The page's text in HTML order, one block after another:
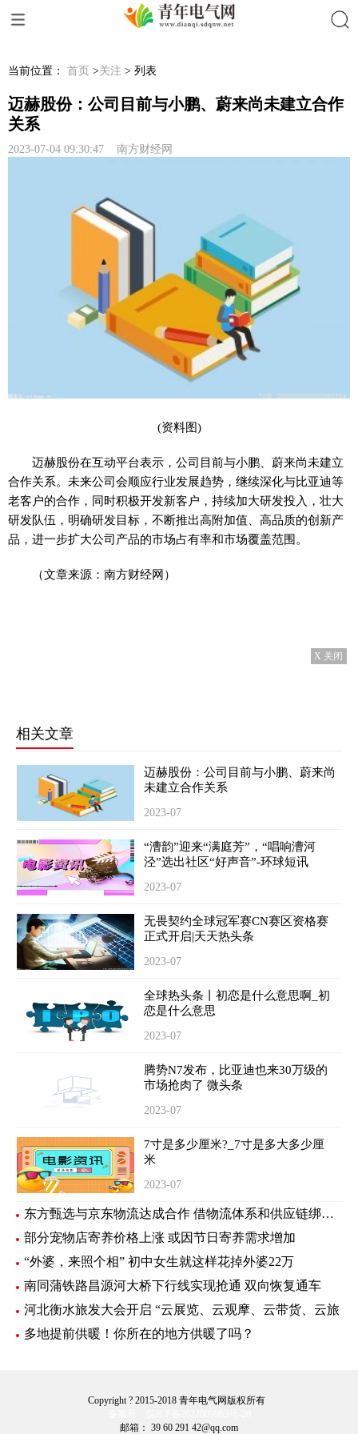
当前位置： 首页 >关注 > 列表
迈赫股份：公司目前与小鹏、蔚来尚未建立合作
关系
2023-07-04 09:30:47 南方财经网
(资料图)
迈赫股份在互动平台表示，公司目前与小鹏、蔚来尚未建立
合作关系。未来公司会顺应行业发展趋势，继续深化与比亚迪等
老客户的合作，同时积极开发新客户，持续加大研发投入，壮大
研发队伍，明确研发目标，不断推出高附加值、高品质的创新产
品，进一步扩大公司产品的市场占有率和市场覆盖范围。
（文章来源：南方财经网）
X 关闭
相关文章
迈赫股份：公司目前与小鹏、蔚来尚
未建立合作关系
2023-07
“漕韵”迎来“满庭芳”，“唱响漕河
泾”选出社区“好声音”-环球短讯
2023-07
无畏契约全球冠军赛CN赛区资格赛
正式开启|天天热头条
2023-07
全球热头条丨初恋是什么意思啊_初
恋是什么意思
2023-07
腾势N7发布，比亚迪也来30万级的
市场抢肉了 微头条
2023-07
7寸是多少厘米?_7寸是多大多少厘
米
2023-07
东方甄选与京东物流达成合作 借物流体系和供应链绑定新样板
部分宠物店寄养价格上涨 或因节日寄养需求增加
“外婆，来照个相” 初中女生就这样花掉外婆22万
南同蒲铁路昌源河大桥下行线实现抢通 双向恢复通车
河北衡水旅发大会开启 “云展览、云观摩、云带货、云旅
多地提前供暖！你所在的地方供暖了吗？
Copyright ? 2015-2018 青年电气网版权所有
邮箱： 39 60 291 42@qq.com